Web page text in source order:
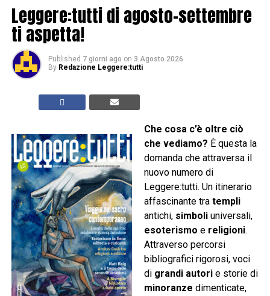
Leggere:tutti di agosto-settembre
ti aspetta!
Published 7 giorni ago on 3 Agosto 2026
By Redazione Leggere:tutti
Che cosa c’è oltre ciò
che vediamo? È questa la
domanda che attraversa il
nuovo numero di
Leggere:tutti. Un itinerario
affascinante tra templi
antichi, simboliuniversali,
esoterismo e religioni.
Attraverso percorsi
bibliografici rigorosi, voci
di grandi autorie storie di
minoranze dimenticate,